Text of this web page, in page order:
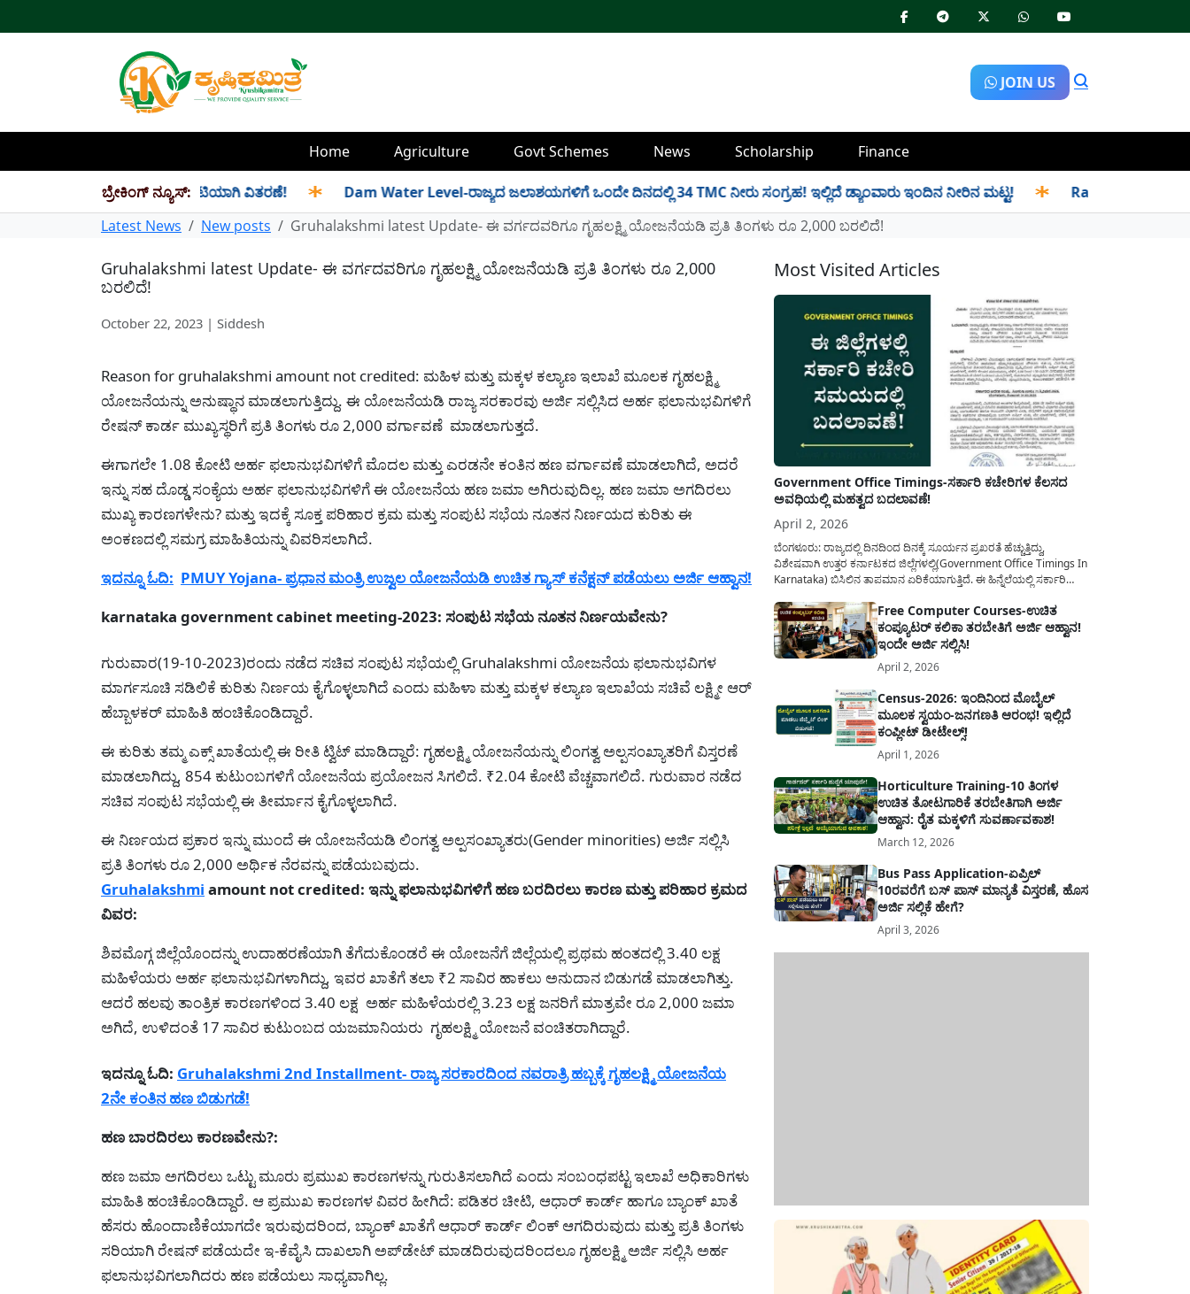
JOIN US
Home Agriculture Govt Schemes News Scholarship Finance
ಬ್ರೇಕಿಂಗ್ ನ್ಯೂಸ್:
ತಿಂಗಳ ಪಡಿತರ ಜಂಟಿಯಾಗಿ ವಿತರಣೆ! ✱ Dam Water Level-ರಾಜ್ಯದ ಜಲಾಶಯಗಳಿಗೆ ಒಂದೇ ದಿನದಲ್ಲಿ 34 TMC ನೀರು ಸಂಗ್ರಹ! ಇಲ್ಲಿದೆ ಡ್ಯಾಂವಾರು ಇಂದಿನ ನೀರಿನ ಮಟ್ಟ! ✱
Ration Distribution-
Latest News
New posts Gruhalakshmi latest Update- ಈ ವರ್ಗದವರಿಗೂ ಗೃಹಲಕ್ಷ್ಮಿ ಯೋಜನೆಯಡಿ ಪ್ರತಿ ತಿಂಗಳು ರೂ 2,000 ಬರಲಿದೆ!
Gruhalakshmi latest Update- ಈ ವರ್ಗದವರಿಗೂ ಗೃಹಲಕ್ಷ್ಮಿ ಯೋಜನೆಯಡಿ ಪ್ರತಿ ತಿಂಗಳು ರೂ 2,000
ಬರಲಿದೆ!
October 22, 2023 | Siddesh
Reason for gruhalakshmi amount not credited: ಮಹಿಳ ಮತ್ತು ಮಕ್ಕಳ ಕಲ್ಯಾಣ ಇಲಾಖೆ ಮೂಲಕ ಗೃಹಲಕ್ಷ್ಮಿ
ಯೋಜನೆಯನ್ನು ಅನುಷ್ಥಾನ ಮಾಡಲಾಗುತ್ತಿದ್ದು. ಈ ಯೋಜನೆಯಡಿ ರಾಜ್ಯ ಸರಕಾರವು ಅರ್ಜಿ ಸಲ್ಲಿಸಿದ ಅರ್ಹ ಫಲಾನುಭವಿಗಳಿಗೆ
ರೇಷನ್ ಕಾರ್ಡ ಮುಖ್ಯಸ್ಥರಿಗೆ ಪ್ರತಿ ತಿಂಗಳು ರೂ 2,000 ವರ್ಗಾವಣೆ ಮಾಡಲಾಗುತ್ತದೆ.
ಈಗಾಗಲೇ 1.08 ಕೋಟಿ ಅರ್ಹ ಫಲಾನುಭವಿಗಳಿಗೆ ಮೊದಲ ಮತ್ತು ಎರಡನೇ ಕಂತಿನ ಹಣ ವರ್ಗಾವಣೆ ಮಾಡಲಾಗಿದೆ, ಅದರೆ
ಇನ್ನು ಸಹ ದೊಡ್ಡ ಸಂಕ್ಯೆಯ ಅರ್ಹ ಫಲಾನುಭವಿಗಳಿಗೆ ಈ ಯೋಜನೆಯ ಹಣ ಜಮಾ ಅಗಿರುವುದಿಲ್ಲ. ಹಣ ಜಮಾ ಅಗದಿರಲು
ಮುಖ್ಯ ಕಾರಣಗಳೇನು? ಮತ್ತು ಇದಕ್ಕೆ ಸೂಕ್ತ ಪರಿಹಾರ ಕ್ರಮ ಮತ್ತು ಸಂಪುಟ ಸಭೆಯ ನೂತನ ನಿರ್ಣಯದ ಕುರಿತು ಈ
ಅಂಕಣದಲ್ಲಿ ಸಮಗ್ರ ಮಾಹಿತಿಯನ್ನು ವಿವರಿಸಲಾಗಿದೆ.
ಇದನ್ನೂ ಓದಿ: PMUY Yojana- ಪ್ರಧಾನ ಮಂತ್ರಿ ಉಜ್ವಲ ಯೋಜನೆಯಡಿ ಉಚಿತ ಗ್ಯಾಸ್ ಕನೆಕ್ಷನ್‌ ಪಡೆಯಲು ಅರ್ಜಿ ಆಹ್ವಾನ!
karnataka government cabinet meeting-2023: ಸಂಪುಟ ಸಭೆಯ ನೂತನ ನಿರ್ಣಯವೇನು?
ಗುರುವಾರ(19-10-2023)ರಂದು ನಡೆದ ಸಚಿವ ಸಂಪುಟ ಸಭೆಯಲ್ಲಿ Gruhalakshmi ಯೋಜನೆಯ ಫಲಾನುಭವಿಗಳ
ಮಾರ್ಗಸೂಚಿ ಸಡಿಲಿಕೆ ಕುರಿತು ನಿರ್ಣಯ ಕೈಗೊಳ್ಳಲಾಗಿದೆ ಎಂದು ಮಹಿಳಾ ಮತ್ತು ಮಕ್ಕಳ ಕಲ್ಯಾಣ ಇಲಾಖೆಯ ಸಚಿವೆ ಲಕ್ಷ್ಮೀ ಆರ್
ಹೆಬ್ಬಾಳಕರ್ ಮಾಹಿತಿ ಹಂಚಿಕೊಂಡಿದ್ದಾರೆ.
ಈ ಕುರಿತು ತಮ್ಮ ಎಕ್ಸ್ ಖಾತೆಯಲ್ಲಿ ಈ ರೀತಿ ಟ್ವಿಟ್ ಮಾಡಿದ್ದಾರೆ: ಗೃಹಲಕ್ಷ್ಮಿ ಯೋಜನೆಯನ್ನು ಲಿಂಗತ್ವ ಅಲ್ಪಸಂಖ್ಯಾತರಿಗೆ ವಿಸ್ತರಣೆ
ಮಾಡಲಾಗಿದ್ದು, 854 ಕುಟುಂಬಗಳಿಗೆ ಯೋಜನೆಯ ಪ್ರಯೋಜನ ಸಿಗಲಿದೆ. ₹2.04 ಕೋಟಿ ವೆಚ್ಚವಾಗಲಿದೆ. ಗುರುವಾರ ನಡೆದ
ಸಚಿವ ಸಂಪುಟ ಸಭೆಯಲ್ಲಿ ಈ ತೀರ್ಮಾನ ಕೈಗೊಳ್ಳಲಾಗಿದೆ.
ಈ ನಿರ್ಣಯದ ಪ್ರಕಾರ ಇನ್ನು ಮುಂದೆ ಈ ಯೋಜನೆಯಡಿ ಲಿಂಗತ್ವ ಅಲ್ಪಸಂಖ್ಯಾತರು(Gender minorities) ಅರ್ಜಿ ಸಲ್ಲಿಸಿ
ಪ್ರತಿ ತಿಂಗಳು ರೂ 2,000 ಅರ್ಥಿಕ ನೆರವನ್ನು ಪಡೆಯಬವುದು.
Gruhalakshmi amount not credited: ಇನ್ನು ಫಲಾನುಭವಿಗಳಿಗೆ ಹಣ ಬರದಿರಲು ಕಾರಣ ಮತ್ತು ಪರಿಹಾರ ಕ್ರಮದ
ವಿವರ:
ಶಿವಮೊಗ್ಗ ಜಿಲ್ಲೆಯೊಂದನ್ನು ಉದಾಹರಣೆಯಾಗಿ ತೆಗೆದುಕೊಂಡರೆ ಈ ಯೋಜನೆಗೆ ಜಿಲ್ಲೆಯಲ್ಲಿ ಪ್ರಥಮ ಹಂತದಲ್ಲಿ 3.40 ಲಕ್ಷ
ಮಹಿಳೆಯರು ಅರ್ಹ ಫಲಾನುಭವಿಗಳಾಗಿದ್ದು, ಇವರ ಖಾತೆಗೆ ತಲಾ ₹2 ಸಾವಿರ ಹಾಕಲು ಅನುದಾನ ಬಿಡುಗಡೆ ಮಾಡಲಾಗಿತ್ತು.
ಆದರೆ ಹಲವು ತಾಂತ್ರಿಕ ಕಾರಣಗಳಿಂದ 3.40 ಲಕ್ಷ ಅರ್ಹ ಮಹಿಳೆಯರಲ್ಲಿ 3.23 ಲಕ್ಷ ಜನರಿಗೆ ಮಾತ್ರವೇ ರೂ 2,000 ಜಮಾ
ಅಗಿದೆ, ಉಳಿದಂತೆ 17 ಸಾವಿರ ಕುಟುಂಬದ ಯಜಮಾನಿಯರು ಗೃಹಲಕ್ಷ್ಮಿ ಯೋಜನೆ ವಂಚಿತರಾಗಿದ್ದಾರೆ.
ಇದನ್ನೂ ಓದಿ: Gruhalakshmi 2nd Installment- ರಾಜ್ಯ ಸರಕಾರದಿಂದ ನವರಾತ್ರಿ ಹಬ್ಬಕ್ಕೆ ಗೃಹಲಕ್ಷ್ಮಿ ಯೋಜನೆಯ
2ನೇ ಕಂತಿನ ಹಣ ಬಿಡುಗಡೆ!
ಹಣ ಬಾರದಿರಲು ಕಾರಣವೇನು?:
ಹಣ ಜಮಾ ಅಗದಿರಲು ಒಟ್ಟು ಮೂರು ಪ್ರಮುಖ ಕಾರಣಗಳನ್ನು ಗುರುತಿಸಲಾಗಿದೆ ಎಂದು ಸಂಬಂಧಪಟ್ಟ ಇಲಾಖೆ ಅಧಿಕಾರಿಗಳು
ಮಾಹಿತಿ ಹಂಚಿಕೊಂಡಿದ್ದಾರೆ. ಆ ಪ್ರಮುಖ ಕಾರಣಗಳ ವಿವರ ಹೀಗಿದೆ: ಪಡಿತರ ಚೀಟಿ, ಆಧಾರ್‌ ಕಾರ್ಡ್‌ ಹಾಗೂ ಬ್ಯಾಂಕ್‌ ಖಾತೆ
ಹೆಸರು ಹೊಂದಾಣಿಕೆಯಾಗದೇ ಇರುವುದರಿಂದ, ಬ್ಯಾಂಕ್‌ ಖಾತೆಗೆ ಆಧಾರ್‌ ಕಾರ್ಡ್‌ ಲಿಂಕ್‌ ಆಗದಿರುವುದು ಮತ್ತು ಪ್ರತಿ ತಿಂಗಳು
ಸರಿಯಾಗಿ ರೇಷನ್ ಪಡೆಯದೇ ಇ-ಕೆವೈಸಿ ದಾಖಲಾಗಿ ಅಪ್‌ಡೇಟ್‌ ಮಾಡದಿರುವುದರಿಂದಲೂ ಗೃಹಲಕ್ಷ್ಮಿ ಅರ್ಜಿ ಸಲ್ಲಿಸಿ ಅರ್ಹ
ಫಲಾನುಭವಿಗಲಾಗಿದರು ಹಣ ಪಡೆಯಲು ಸಾಧ್ಯವಾಗಿಲ್ಲ.
Most Visited Articles
Government Office Timings-ಸರ್ಕಾರಿ ಕಚೇರಿಗಳ ಕೆಲಸದ
ಅವಧಿಯಲ್ಲಿ ಮಹತ್ವದ ಬದಲಾವಣೆ!
April 2, 2026
ಬೆಂಗಳೂರು: ರಾಜ್ಯದಲ್ಲಿ ದಿನದಿಂದ ದಿನಕ್ಕೆ ಸೂರ್ಯನ ಪ್ರಖರತೆ ಹೆಚ್ಚುತ್ತಿದ್ದು,
ವಿಶೇಷವಾಗಿ ಉತ್ತರ ಕರ್ನಾಟಕದ ಜಿಲ್ಲೆಗಳಲ್ಲಿ(Government Office Timings In
Karnataka) ಬಿಸಿಲಿನ ತಾಪಮಾನ ಏರಿಕೆಯಾಗುತ್ತಿದೆ. ಈ ಹಿನ್ನೆಲೆಯಲ್ಲಿ ಸರ್ಕಾರಿ
ಸರ್ಕಾರವು ಮಹತ್ವದ ನಿರ್ಧಾರವೊಂದನ್ನು ಕೈಗೊಂಡಿದೆ. ಕಿತ್ತೂರು ಕರ್ನಾಟಕ ಮತ್ತು
ಕಲ್ಯಾಣ ಕರ್ನಾಟಕದ ಒಟ್ಟು 9 ಜಿಲ್ಲೆಗಳಲ್ಲಿ ಏಪ್ರಿಲ್...
Free Computer Courses-ಉಚಿತ
ಕಂಪ್ಯೂಟರ್ ಕಲಿಕಾ ತರಬೇತಿಗೆ ಅರ್ಜಿ ಆಹ್ವಾನ!
ಇಂದೇ ಅರ್ಜಿ ಸಲ್ಲಿಸಿ!
April 2, 2026
Census-2026: ಇಂದಿನಿಂದ ಮೊಬೈಲ್
ಮೂಲಕ ಸ್ವಯಂ-ಜನಗಣತಿ ಆರಂಭ! ಇಲ್ಲಿದೆ
ಕಂಪ್ಲೀಟ್ ಡೀಟೇಲ್ಸ್!
April 1, 2026
Horticulture Training-10 ತಿಂಗಳ
ಉಚಿತ ತೋಟಗಾರಿಕೆ ತರಬೇತಿಗಾಗಿ ಅರ್ಜಿ
ಆಹ್ವಾನ: ರೈತ ಮಕ್ಕಳಿಗೆ ಸುವರ್ಣಾವಕಾಶ!
March 12, 2026
Bus Pass Application-ಏಪ್ರಿಲ್
10ರವರೆಗೆ ಬಸ್ ಪಾಸ್ ಮಾನ್ಯತೆ ವಿಸ್ತರಣೆ, ಹೊಸ
ಅರ್ಜಿ ಸಲ್ಲಿಕೆ ಹೇಗೆ?
April 3, 2026